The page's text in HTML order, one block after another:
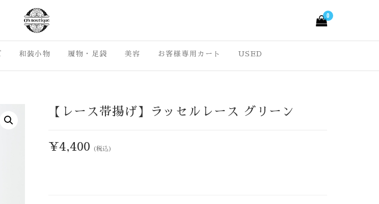
・成人式振袖 カジュアルきもの –
Boutique
いカジュアル着物を集めました。ワクワクする様な着物
着物をご提案。沼津市・三島市の七五三・成人式振袖な
0
和装小物 履物・足袋 美容 お客様専用カート USED
【レース帯揚げ】ラッセルレース グリーン
¥4,400 (税込)